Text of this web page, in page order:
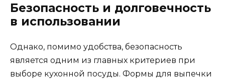
Безопасность и долговечность
в использовании
Однако, помимо удобства, безопасность
является одним из главных критериев при
выборе кухонной посуды. Формы для выпечки